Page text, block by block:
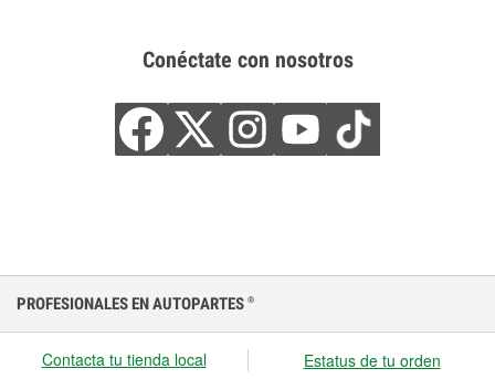
Conéctate con nosotros
PROFESIONALES EN AUTOPARTES ®
Contacta tu tienda local Estatus de tu orden